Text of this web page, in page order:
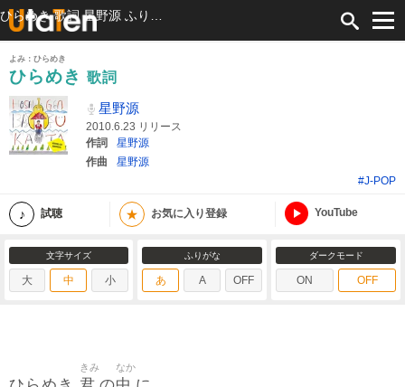
よみ：ひらめき
ひらめき 歌詞
星野源
2010.6.23 リリース
作詞
星野源
作曲
星野源
#J-POP
試聴 ★ お気に入り登録 YouTube
文字サイズ
大 中 小
ふりがな
あ A OFF
ダークモード
ON OFF
きみ なか